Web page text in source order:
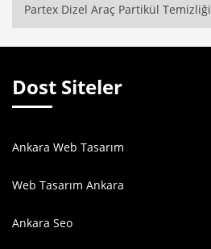
Partex Dizel Araç Partikül Temizliği
Dost Siteler
Ankara Web Tasarım
Web Tasarım Ankara
Ankara Seo